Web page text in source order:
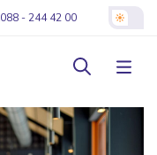
088 - 244 42 00